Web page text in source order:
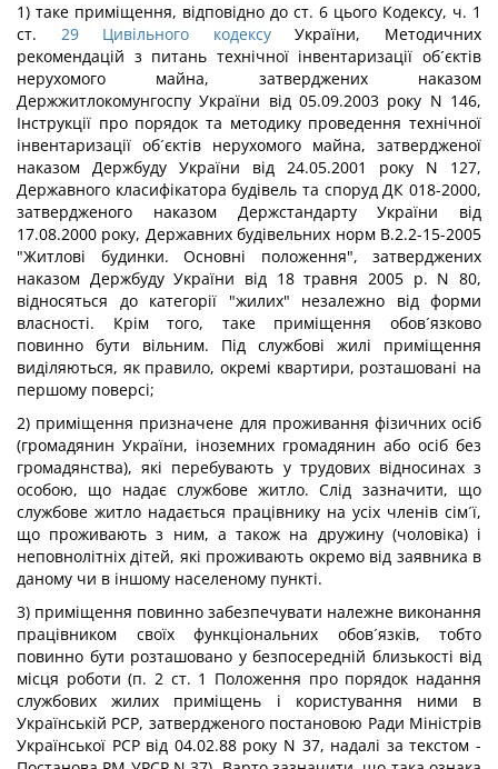
1) таке приміщення, відповідно до ст. 6 цього Кодексу, ч. 1
ст. 29 Цивільного кодексуУкраїни, Методичних
рекомендацій з питань технічної інвентаризації об´єктів
нерухомого майна, затверджених наказом
Держжитлокомунгоспу України від 05.09.2003 року N 146,
Інструкції про порядок та методику проведення технічної
інвентаризації об´єктів нерухомого майна, затвердженої
наказом Держбуду України від 24.05.2001 року N 127,
Державного класифікатора будівель та споруд ДК 018-2000,
затвердженого наказом Держстандарту України від
17.08.2000 року, Державних будівельних норм В.2.2-15-2005
"Житлові будинки. Основні положення", затверджених
наказом Держбуду України від 18 травня 2005 р. N 80,
відносяться до категорії "жилих" незалежно від форми
власності. Крім того, таке приміщення обов´язково
повинно бути вільним. Під службові жилі приміщення
виділяються, як правило, окремі квартири, розташовані на
першому поверсі;
2) приміщення призначене для проживання фізичних осіб
(громадянин України, іноземних громадянин або осіб без
громадянства), які перебувають у трудових відносинах з
особою, що надає службове житло. Слід зазначити, що
службове житло надається працівнику на усіх членів сім´ї,
що проживають з ним, а також на дружину (чоловіка) і
неповнолітніх дітей, які проживають окремо від заявника в
даному чи в іншому населеному пункті.
3) приміщення повинно забезпечувати належне виконання
працівником своїх функціональних обов´язків, тобто
повинно бути розташовано у безпосередній близькості від
місця роботи (п. 2 ст. 1 Положення про порядок надання
службових жилих приміщень і користування ними в
Українській РСР, затвердженого постановою Ради Міністрів
Української РСР від 04.02.88 року N 37, надалі за текстом -